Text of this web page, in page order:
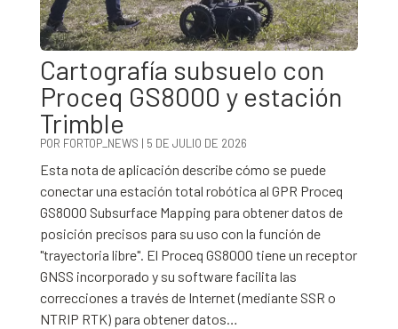
Cartografía subsuelo con
Proceq GS8000 y estación
Trimble
POR FORTOP_NEWS | 5 DE JULIO DE 2026
Esta nota de aplicación describe cómo se puede
conectar una estación total robótica al GPR Proceq
GS8000 Subsurface Mapping para obtener datos de
posición precisos para su uso con la función de
"trayectoria libre". El Proceq GS8000 tiene un receptor
GNSS incorporado y su software facilita las
correcciones a través de Internet (mediante SSR o
NTRIP RTK) para obtener datos…